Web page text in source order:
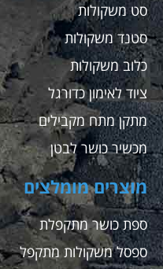
סט משקולות
סטנד משקולות
כלוב משקולות
ציוד לאימון כדורגל
מתקן מתח מקבילים
מכשיר כושר לבטן
מוצרים מומלצים
ספת כושר מתקפלת
ספסל משקולות מתקפל